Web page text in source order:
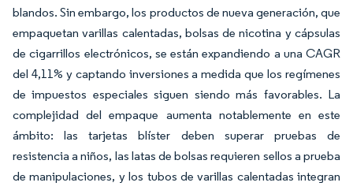
blandos. Sin embargo, los productos de nueva generación, que
empaquetan varillas calentadas, bolsas de nicotina y cápsulas
de cigarrillos electrónicos, se están expandiendo a una CAGR
del 4,11% y captando inversiones a medida que los regímenes
de impuestos especiales siguen siendo más favorables. La
complejidad del empaque aumenta notablemente en este
ámbito: las tarjetas blíster deben superar pruebas de
resistencia a niños, las latas de bolsas requieren sellos a prueba
de manipulaciones, y los tubos de varillas calentadas integran